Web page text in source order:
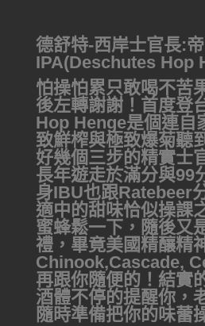
德舒特-西岸士官長:
IPA(Deschutes Hop
怕操怕累只敢喝不苦
後左轉謝謝！首度登
Hop Henge是個連自
致鮮榨與極致爆菊聽
好幾個三步的精實士
長年遊走於滿分與99
身IBU也跟Ratebeer
適中的甜味恰似操課
蜜蜂鬆一下，隨後又
禮，畢竟美國精釀精
Chinook,Cascade,
再跟你隨便的！結實
酒體不停的提醒你，
隨時準備把你的味蕾